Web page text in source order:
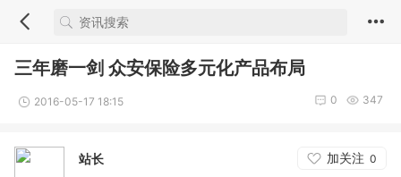
三年磨一剑 众安保险多元化产品布局
2016-05-17 18:15 347
0
站长 加关注 0